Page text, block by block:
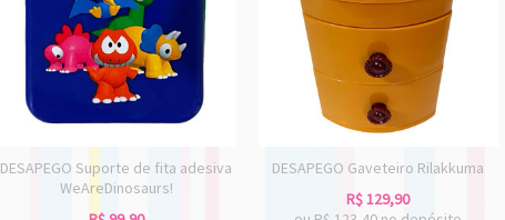
DESAPEGO Suporte de fita adesiva
WeAreDinosaurs!
DESAPEGO Gaveteiro Rilakkuma
R$129,90